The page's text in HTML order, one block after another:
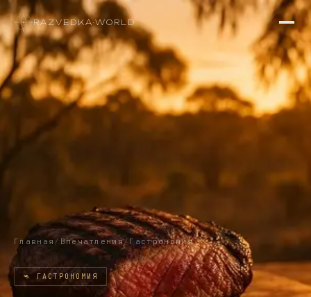
RAZVEDKA·WORLD
Главная / Впечатления/ Гастрономия
🦘 ГАСТРОНОМИЯ